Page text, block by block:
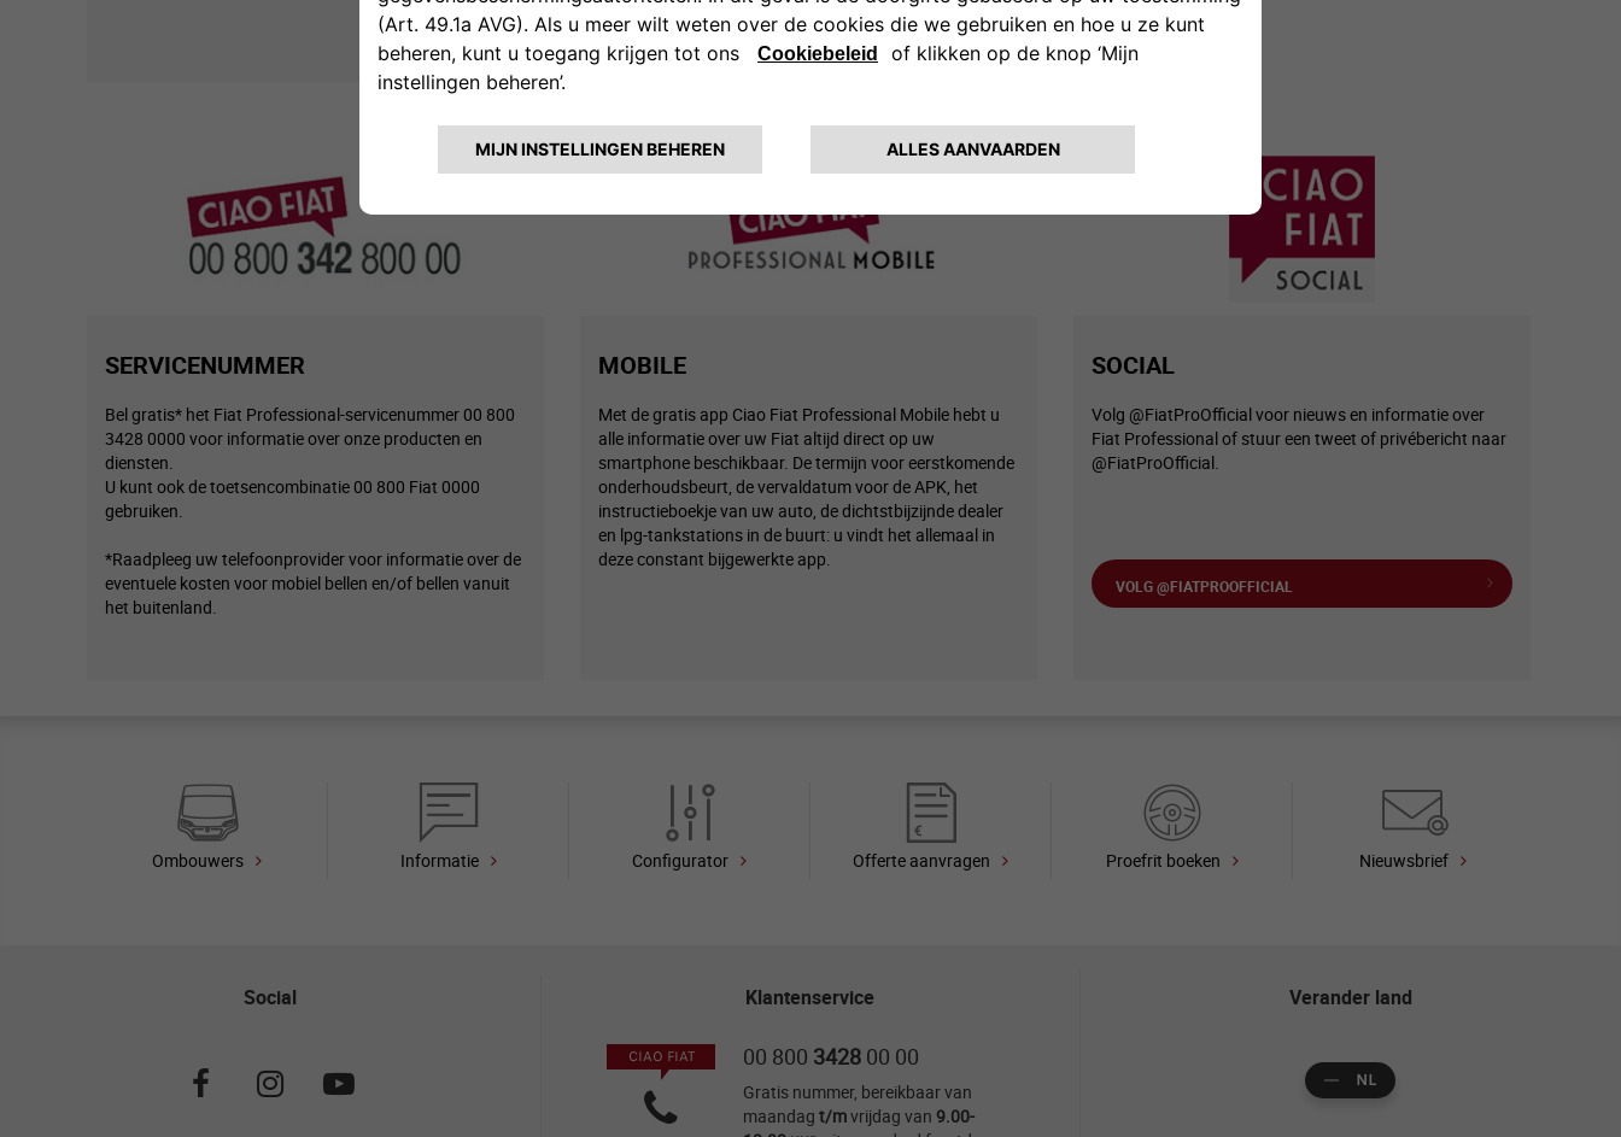
Monteren van accessoires
SERVICENUMMER
Bel gratis* het Fiat Professional-servicenummer 00 800
3428 0000 voor informatie over onze producten en
diensten.
U kunt ook de toetsencombinatie 00 800 Fiat 0000
gebruiken.
*Raadpleeg uw telefoonprovider voor informatie over de
eventuele kosten voor mobiel bellen en/of bellen vanuit
het buitenland.
MOBILE
Met de gratis app Ciao Fiat Professional Mobile hebt u
alle informatie over uw Fiat altijd direct op uw
smartphone beschikbaar. De termijn voor eerstkomende
onderhoudsbeurt, de vervaldatum voor de APK, het
instructieboekje van uw auto, de dichtstbijzijnde dealer
en lpg-tankstations in de buurt: u vindt het allemaal in
deze constant bijgewerkte app.
SOCIAL
Volg @FiatProOfficial voor nieuws en informatie over
Fiat Professional of stuur een tweet of privébericht naar
@FiatProOfficial.
VOLG @FIATPROOFFICIAL
Ombouwers Informatie Configurator Offerte aanvragen Proefrit boeken Nieuwsbrief
Social Klantenservice
CIAO FIAT 00 800 342800 00
Gratis nummer, bereikbaar van
maandag t/mvrijdag van 9.00-
Verander land
NL